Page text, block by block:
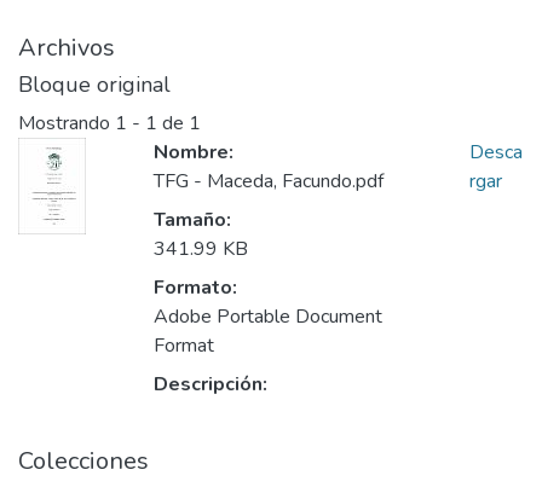
Archivos
Bloque original
Mostrando 1 - 1 de 1
Nombre:
TFG - Maceda, Facundo.pdf
Tamaño:
341.99 KB
Formato:
Adobe Portable Document
Format
Descripción:
Desca
rgar
Colecciones